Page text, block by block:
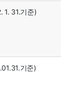
1. 31.기준)
기준)